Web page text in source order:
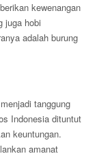
kewenangan
juga hobi
adalah burung
tanggung
Indonesia dituntut
keuntungan.
amanat